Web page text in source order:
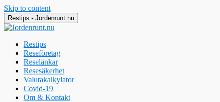
Skip to content
Restips - Jordenrunt.nu
Restips
Reseföretag
Reselänkar
Resesäkerhet
Valutakalkylator
Covid-19
Om & Kontakt